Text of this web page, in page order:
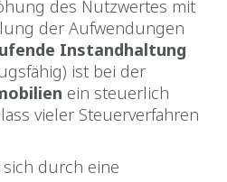
des Nutzwertes mit
der Aufwendungen
Instandhaltung
ist bei der
ein steuerlich
vieler Steuerverfahren
sich durch eine